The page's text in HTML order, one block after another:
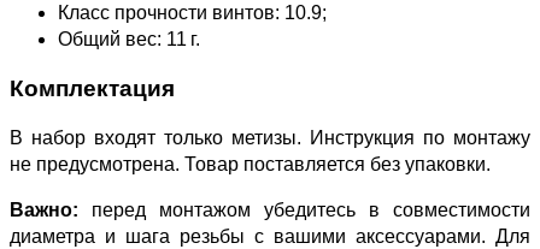
Класс прочности винтов: 10.9;
Общий вес: 11 г.
Комплектация
В набор входят только метизы. Инструкция по монтажу
не предусмотрена. Товар поставляется без упаковки.
Важно: перед монтажом убедитесь в совместимости
диаметра и шага резьбы с вашими аксессуарами. Для